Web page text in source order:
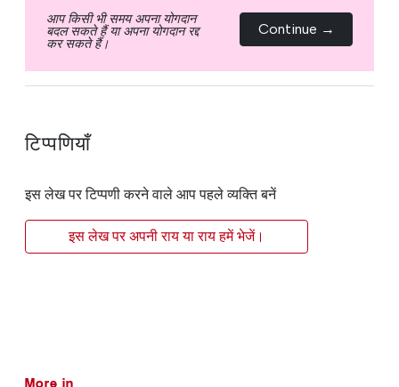
आप किसी भी समय अपना योगदान
बदल सकते हैं या अपना योगदान रद्द
कर सकते हैं।
Continue →
टिप्पणियाँ
इस लेख पर टिप्पणी करने वाले आप पहले व्यक्ति बनें
इस लेख पर अपनी राय या राय हमें भेजें।
More in